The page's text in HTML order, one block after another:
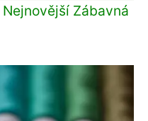
Zábavná